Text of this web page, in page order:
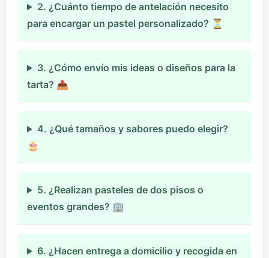
2. ¿Cuánto tiempo de antelación necesito
para encargar un pastel personalizado? ⏳
3. ¿Cómo envío mis ideas o diseños para la
tarta? 📤
4. ¿Qué tamaños y sabores puedo elegir?
🎂
5. ¿Realizan pasteles de dos pisos o
eventos grandes? 🏢
6. ¿Hacen entrega a domicilio y recogida en